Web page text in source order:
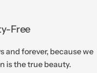
Free
and forever, because we
is the true beauty.